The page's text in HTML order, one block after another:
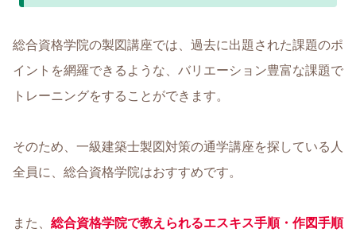
総合資格学院の製図講座では、過去に出題された課題のポ
イントを網羅できるような、バリエーション豊富な課題で
トレーニングをすることができます。
そのため、一級建築士製図対策の通学講座を探している人
全員に、総合資格学院はおすすめです。
また、 総合資格学院で教えられるエスキス手順・作図手順